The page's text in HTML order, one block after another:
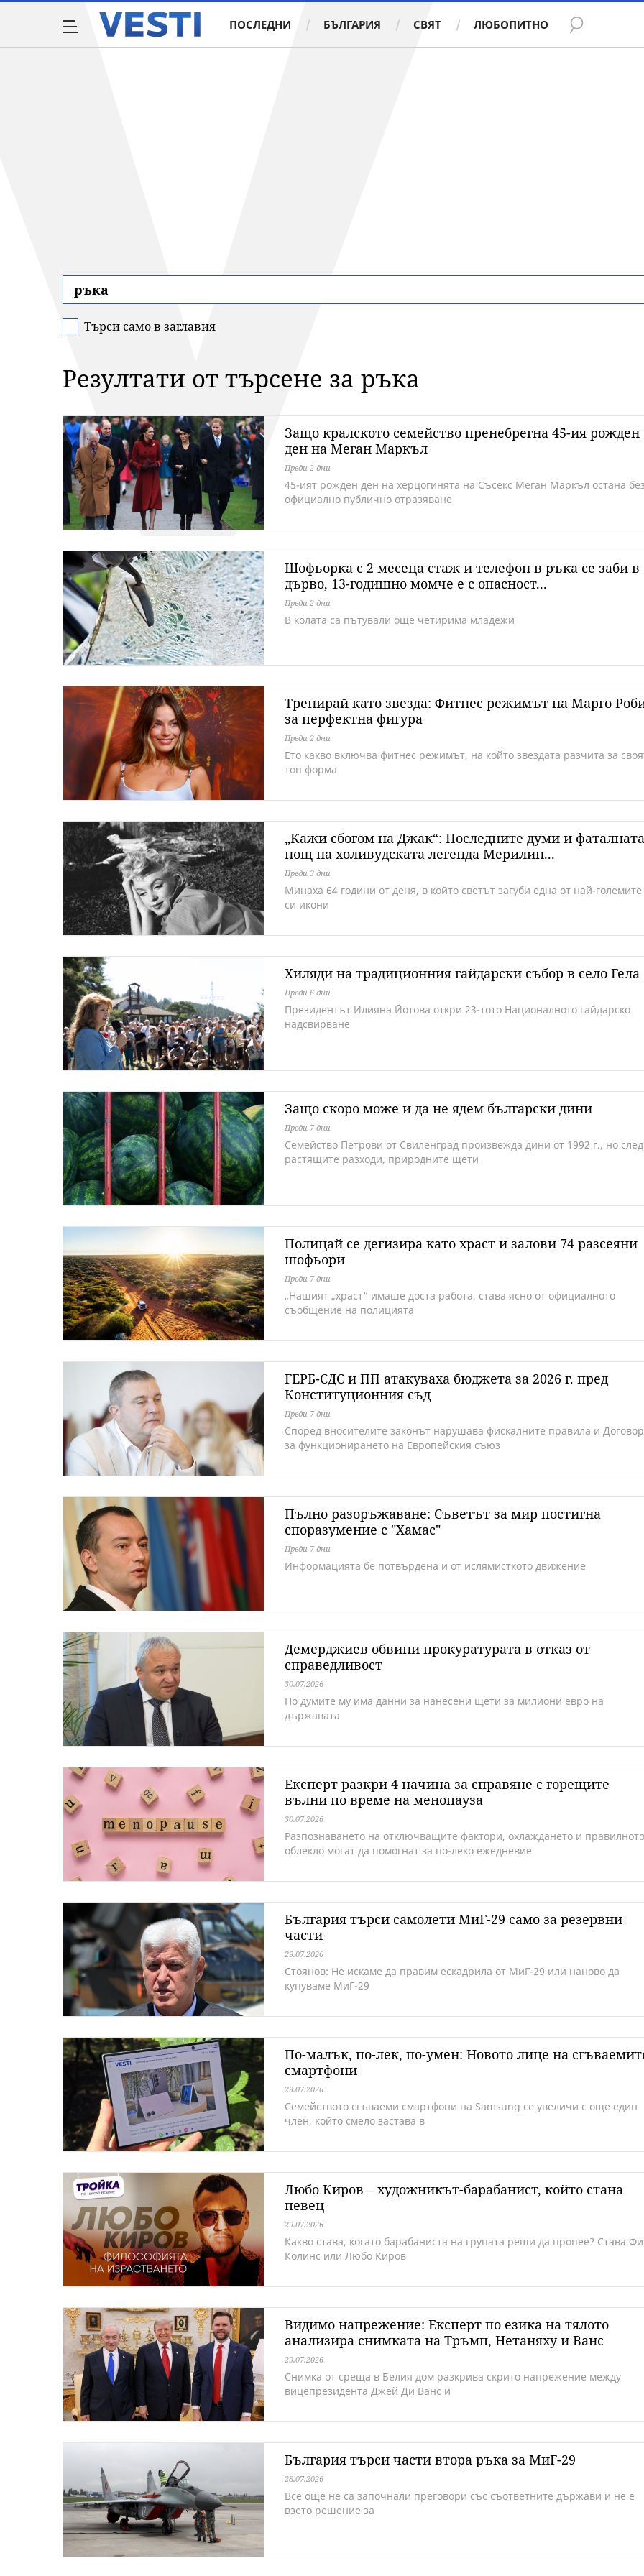
ПОСЛЕДНИ БЪЛГАРИЯ СВЯТ ЛЮБОПИТНО
Търси само в заглавия
Резултати от търсене за ръка
Защо кралското семейство пренебрегна 45-ия рожден
ден на Меган Маркъл
Преди 2 дни
45-ият рожден ден на херцогинята на Съсекс Меган Маркъл остана
официално публично отразяване
Шофьорка с 2 месеца стаж и телефон в ръка се заби в
дърво, 13-годишно момче е с опасност...
Преди 2 дни
В колата са пътували още четирима младежи
Тренирай като звезда: Фитнес режимът на Марго
за перфектна фигура
Преди 2 дни
Ето какво включва фитнес режимът, на който звездата разчита за
топ форма
„Кажи сбогом на Джак“: Последните думи и фаталната
нощ на холивудската легенда Мерилин...
Преди 3 дни
Минаха 64 години от деня, в който светът загуби една от най-големите
си икони
Хиляди на традиционния гайдарски събор в село Гела
Преди 6 дни
Президентът Илияна Йотова откри 23-тото Националното гайдарско
надсвирване
Защо скоро може и да не ядем български дини
Преди 7 дни
Семейство Петрови от Свиленград произвежда дини от 1992 г., но след
растящите разходи, природните щети
Полицай се дегизира като храст и залови 74 разсеяни
шофьори
Преди 7 дни
„Нашият „храст“ имаше доста работа, става ясно от официалното
съобщение на полицията
ГЕРБ-СДС и ПП атакуваха бюджета за 2026 г. пред
Конституционния съд
Преди 7 дни
Според вносителите законът нарушава фискалните правила и
за функционирането на Европейския съюз
Пълно разоръжаване: Съветът за мир постигна
споразумение с "Хамас"
Преди 7 дни
Информацията бе потвърдена и от ислямисткото движение
Демерджиев обвини прокуратурата в отказ от
справедливост
30.07.2026
По думите му има данни за нанесени щети за милиони евро на
държавата
Експерт разкри 4 начина за справяне с горещите
вълни по време на менопауза
30.07.2026
Разпознаването на отключващите фактори, охлаждането и правилното
облекло могат да помогнат за по-леко ежедневие
България търси самолети МиГ-29 само за резервни
части
29.07.2026
Стоянов: Не искаме да правим ескадрила от МиГ-29 или наново да
купуваме МиГ-29
По-малък, по-лек, по-умен: Новото лице на
смартфони
29.07.2026
Семейството сгъваеми смартфони на Samsung се увеличи с още един
член, който смело застава в
Любо Киров – художникът-барабанист, който стана
певец
29.07.2026
Какво става, когато барабаниста на групата реши да пропее? Става
Колинс или Любо Киров
Видимо напрежение: Експерт по езика на тялото
анализира снимката на Тръмп, Нетаняху и Ванс
29.07.2026
Снимка от среща в Белия дом разкрива скрито напрежение между
вицепрезидента Джей Ди Ванс и
България търси части втора ръка за МиГ-29
28.07.2026
Все още не са започнали преговори със съответните държави и не е
взето решение за